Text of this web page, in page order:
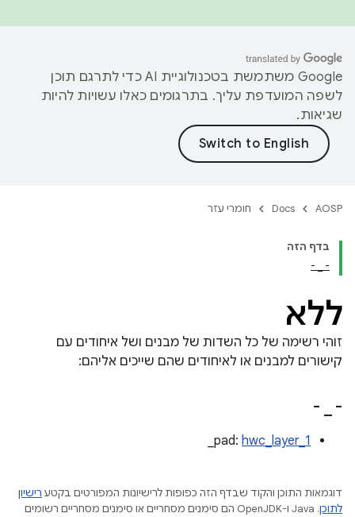
‫Google משתמשת בטכנולוגיית AI כדי לתרגם תוכן
לשפה המועדפת עליך. בתרגומים כאלו עשויות להיות
שגיאות.
AOSP
Docs חומרי עזר
בדף הזה
- _ -
ללא
זוהי רשימה של כל השדות של מבנים ושל איחודים עם
קישורים למבנים או לאיחודים שהם שייכים אליהם:
-
-
‎_pad: hwc_layer_1
דוגמאות התוכן והקוד שבדף הזה כפופות לרישיונות המפורטים בקטע רישיון
לתוכן
.‏ Java ו-OpenJDK הם סימנים מסחריים או סימנים מסחריים רשומים